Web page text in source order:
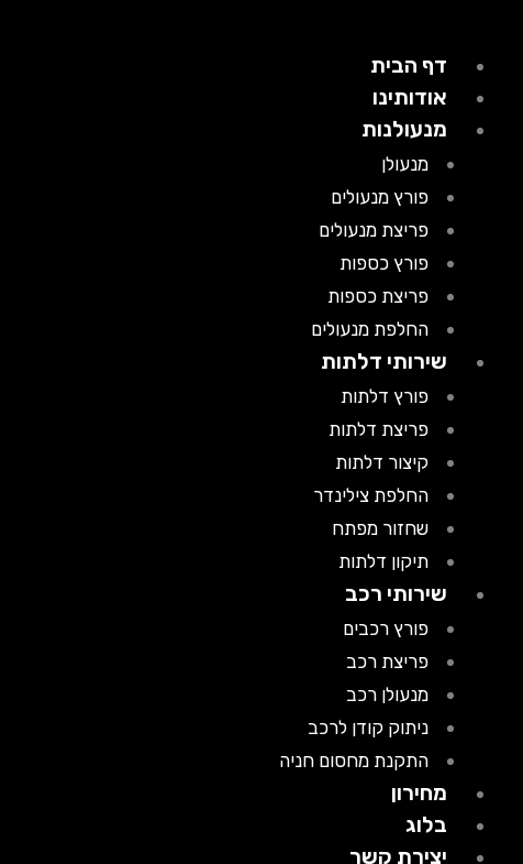
דף הבית
אודותינו
מנעולנות
מנעולן
פורץ מנעולים
פריצת מנעולים
פורץ כספות
פריצת כספות
החלפת מנעולים
שירותי דלתות
פורץ דלתות
פריצת דלתות
קיצור דלתות
החלפת צילינדר
שחזור מפתח
תיקון דלתות
שירותי רכב
פורץ רכבים
פריצת רכב
מנעולן רכב
ניתוק קודן לרכב
התקנת מחסום חניה
מחירון
בלוג
יצירת קשר